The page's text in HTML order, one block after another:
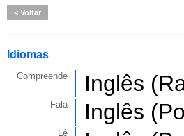
Voltar
Idiomas
Compreende Inglês
Fala Inglês
Lê